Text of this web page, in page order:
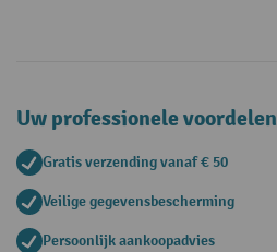
Uw professionele voordelen
Gratis verzending vanaf € 50
Veilige gegevensbescherming
Persoonlijk aankoopadvies